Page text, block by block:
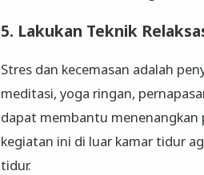
5. Lakukan Teknik
Stres dan kecemasan adalah
meditasi, yoga ringan,
dapat membantu menenangkan
kegiatan ini di luar kamar tidur
tidur.